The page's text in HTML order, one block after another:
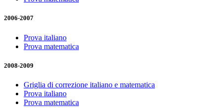
2006-2007
Prova italiano
Prova matematica
2008-2009
Griglia di correzione italiano e matematica
Prova italiano
Prova matematica